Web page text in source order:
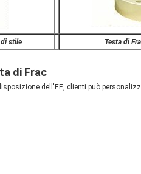
di stile Testa di
di Frac
dell'EE, clienti può